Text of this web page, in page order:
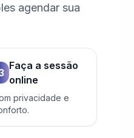
agendar sua
Faça a sessão
online
privacidade e